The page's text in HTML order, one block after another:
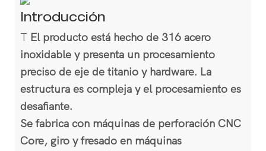
Introducción
T El producto está hecho de 316 acero
inoxidable y presenta un procesamiento
preciso de eje de titanio y hardware. La
estructura es compleja y el procesamiento es
desafiante.
Se fabrica con máquinas de perforación CNC
Core, giro y fresado en máquinas